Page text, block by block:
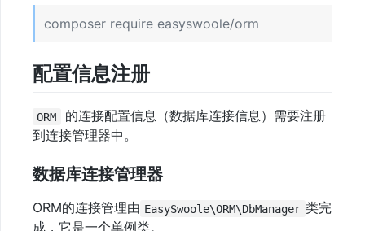
更
文
速
始
composer require easyswoole/orm
配置信息注册
ORM
的连接配置信息（数据库连接信息）需要注册
到连接管理器中。
数据库连接管理器
ORM的连接管理由 EasySwoole\ORM\DbManager 类完
成，它是一个单例类。